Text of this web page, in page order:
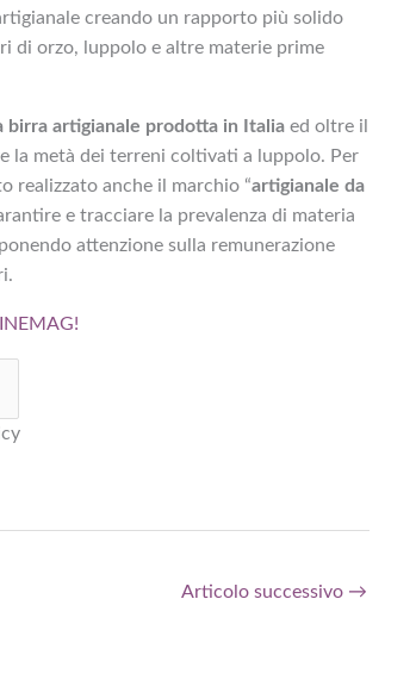
creando un rapporto più solido
di orzo, luppolo e altre materie prime
birra artigianale prodotta in Italia ed oltre il
la metà dei terreni coltivati a luppolo. Per
realizzato anche il marchio “artigianale da
e tracciare la prevalenza di materia
attenzione sulla remunerazione
Articolo successivo →